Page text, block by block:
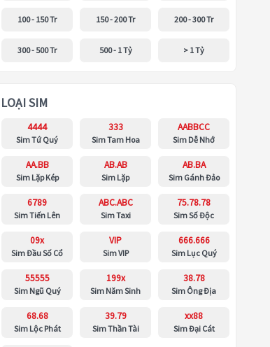
100 - 150 Tr 150 - 200 Tr 200 - 300 Tr
300 - 500 Tr 500 - 1 Tỷ > 1 Tỷ
LOẠI SIM
4444
Sim Tứ Quý
333
Sim Tam Hoa
AABBCC
Sim Dễ Nhớ
AA.BB
Sim Lặp Kép
AB.AB
Sim Lặp
AB.BA
Sim Gánh Đảo
6789
Sim Tiến Lên
ABC.ABC
Sim Taxi
75.78.78
Sim Số Độc
09x
Sim Đầu Số Cổ
VIP
Sim VIP
666.666
Sim Lục Quý
55555
Sim Ngũ Quý
199x
Sim Năm Sinh
38.78
Sim Ông Địa
68.68
Sim Lộc Phát
39.79
Sim Thần Tài
xx88
Sim Đại Cát